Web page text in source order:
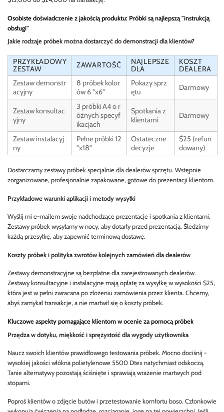
Osobiste doświadczenie z jakością produktu: Próbki są najlepszą "instrukcją
obsługi"
Jakie rodzaje próbek można dostarczyć do demonstracji dla klientów?
PRZYKŁADOWY
ZESTAW
ZAWARTOŚĆ
NAJLEPSZE
DLA
KOSZT
DEALERA
Zestaw demonstr
acyjny
8 próbek kolor
ów 6 "x6"
Pokazy sprz
ętu
Darmowy
Zestaw konsultac
yjny
3 próbki A4 o r
óżnych specyf
ikacjach
Spotkania z
klientami
Darmowy
Zestaw instalacyj
ny
Pełne próbki 12
"x18"
Ostateczne
decyzje
$25 (refun
dowany)
Dostarczamy zestawy próbek specjalnie dla dealerów sprzętu. Wstępnie
zorganizowane, profesjonalnie zapakowane, gotowe do prezentacji klientom.
Przykładowe warunki aplikacji i metody wysyłki
Wyślij mi e-mailem swoje nadchodzące prezentacje i spotkania z klientami.
Zestawy próbek wysyłamy w nocy, aby dotarły przed prezentacją. Śledzimy
każdą przesyłkę, aby zapewnić terminową dostawę.
Koszty próbek i polityka zwrotów kolejnych zamówień dla dealerów
Zestawy demonstracyjne są bezpłatne dla zarejestrowanych dealerów.
Zestawy konsultacyjne i instalacyjne mają opłatę za wysyłkę w wysokości $25,
która jest w pełni zwracana po złożeniu zamówienia przez klienta. Chcemy,
abyś zamykał transakcje, a nie martwił się o koszty próbek.
Kluczowe aspekty pomagające klientom w ocenie za pomocą próbek
Przędza w dotyku, miękkość i sprężystość dla wygody użytkownika
Naucz swoich klientów prawidłowego testowania próbek. Mocno dociśnij -
wysokiej jakości włókna polietylenowe 5500 Dtex natychmiast odskoczą.
Tanie alternatywy pozostają ściśnięte i sprawiają wrażenie martwych pod
stopami.
Poproś klientów o zdjęcie butów i przetestowanie komfortu boso. Członkowie